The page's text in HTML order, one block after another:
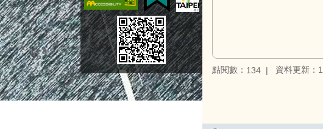
點閱數： 134 資料更新：